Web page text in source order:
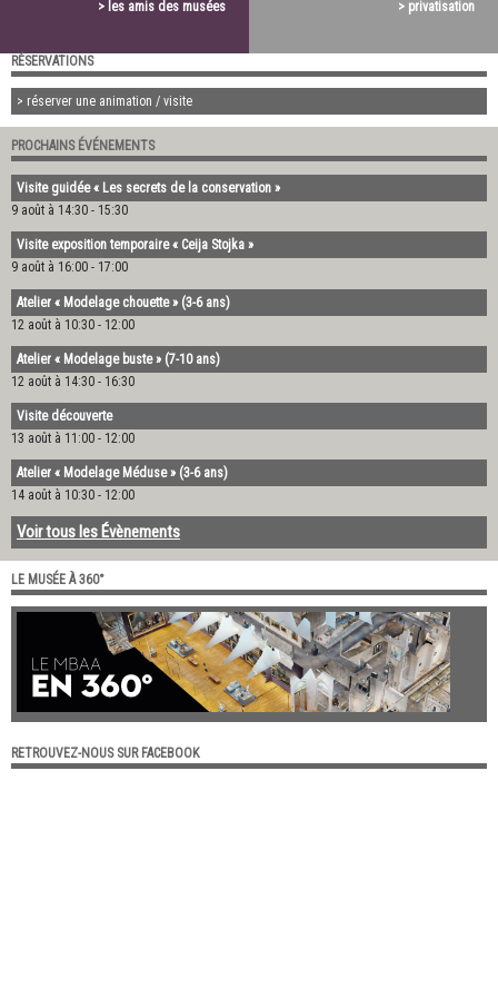
> les amis des musées > privatisation
RÉSERVATIONS
> réserver une animation / visite
PROCHAINS ÉVÉNEMENTS
Visite guidée « Les secrets de la conservation »
9 août à 14:30 - 15:30
Visite exposition temporaire « Ceija Stojka »
9 août à 16:00 - 17:00
Atelier « Modelage chouette » (3-6 ans)
12 août à 10:30 - 12:00
Atelier « Modelage buste » (7-10 ans)
12 août à 14:30 - 16:30
Visite découverte
13 août à 11:00 - 12:00
Atelier « Modelage Méduse » (3-6 ans)
14 août à 10:30 - 12:00
Voir tous les Évènements
LE MUSÉE À 360°
RETROUVEZ-NOUS SUR FACEBOOK